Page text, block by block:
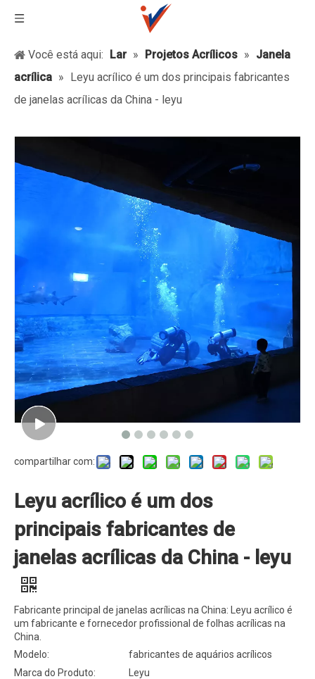
Você está aqui: Lar » Projetos Acrílicos » Janela
acrílica » Leyu acrílico é um dos principais fabricantes
de janelas acrílicas da China - leyu
compartilhar com:
Leyu acrílico é um dos
principais fabricantes de
janelas acrílicas da China - leyu
Fabricante principal de janelas acrílicas na China: Leyu acrílico é
um fabricante e fornecedor profissional de folhas acrílicas na
China.
Modelo:
fabricantes de aquários acrílicos
Marca do Produto:
Leyu